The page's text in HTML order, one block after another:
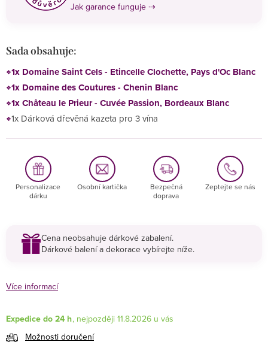
Jak garance funguje ⇢
Sada obsahuje:
1x Domaine Saint Cels - Etincelle Clochette, Pays d'Oc Blanc
1x Domaine des Coutures - Chenin Blanc
1x Château le Prieur - Cuvée Passion, Bordeaux Blanc
1x Dárková dřevěná kazeta pro 3 vína
Personalizace
dárku
Osobní kartička
Bezpečná
doprava
Zeptejte se nás
Cena neobsahuje dárkové zabalení.
Dárkové balení a dekorace vybírejte níže.
Více informací
Expedice do 24 h
11.8.2026
Možnosti doručení